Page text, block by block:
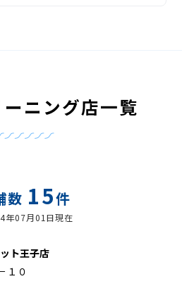
ニング店一覧
数 15件
07月01日現在
ト王子店
１０